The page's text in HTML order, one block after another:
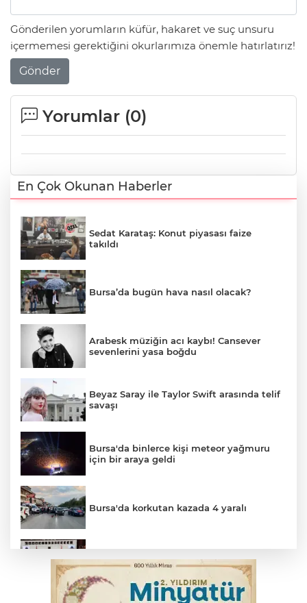
Gönderilen yorumların küfür, hakaret ve suç unsuru
içermemesi gerektiğini okurlarımıza önemle hatırlatırız!
Gönder
Yorumlar (0)
En Çok Okunan Haberler
Sedat Karataş: Konut piyasası faize
takıldı
Bursa’da bugün hava nasıl olacak?
Arabesk müziğin acı kaybı! Cansever
sevenlerini yasa boğdu
Beyaz Saray ile Taylor Swift arasında telif
savaşı
Bursa'da binlerce kişi meteor yağmuru
için bir araya geldi
Bursa'da korkutan kazada 4 yaralı
kabul edildi